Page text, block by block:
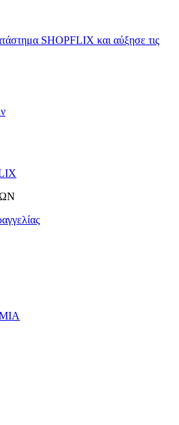
SHOPFLIX και αύξησε τις